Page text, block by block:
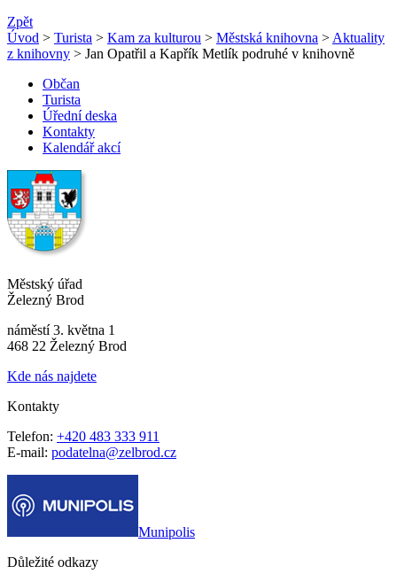
Zpět
Úvod > Turista > Kam za kulturou > Městská knihovna > Aktuality
z knihovny > Jan Opatřil a Kapřík Metlík podruhé v knihovně
Občan
Turista
Úřední deska
Kontakty
Kalendář akcí
Městský úřad
Železný Brod
náměstí 3. května 1
468 22 Železný Brod
Kde nás najdete
Kontakty
Telefon: +420 483 333 911
E-mail: podatelna@zelbrod.cz
Munipolis
Důležité odkazy